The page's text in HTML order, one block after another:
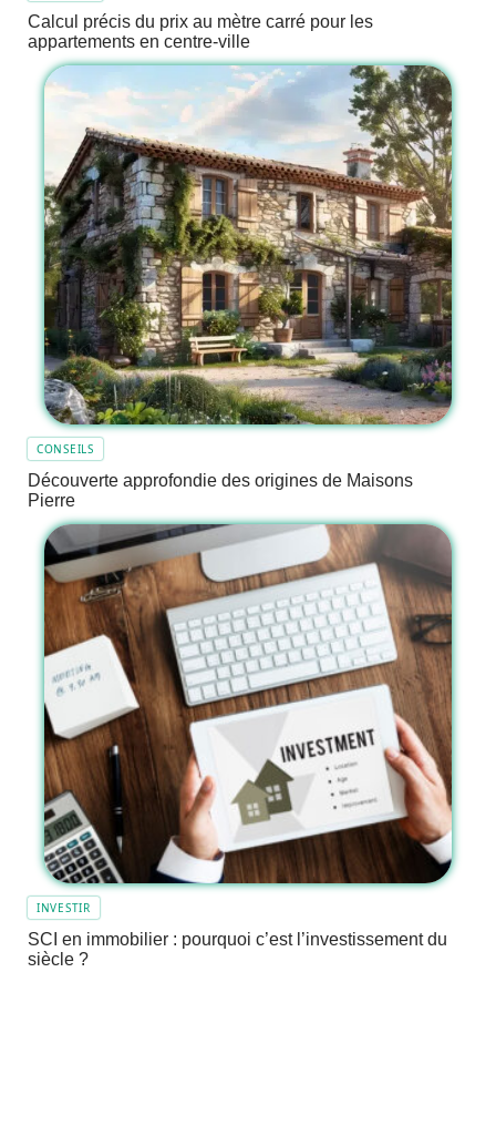
Calcul précis du prix au mètre carré pour les
appartements en centre-ville
CONSEILS
Découverte approfondie des origines de Maisons
Pierre
INVESTIR
SCI en immobilier : pourquoi c’est l’investissement du
siècle ?